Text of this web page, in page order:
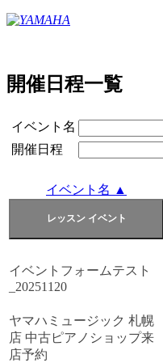
開催日程一覧
イベント名
開催日程
イベント名 ▲
イベントフォームテスト
_20251120
ヤマハミュージック 札幌
店 中古ピアノショップ来
店予約